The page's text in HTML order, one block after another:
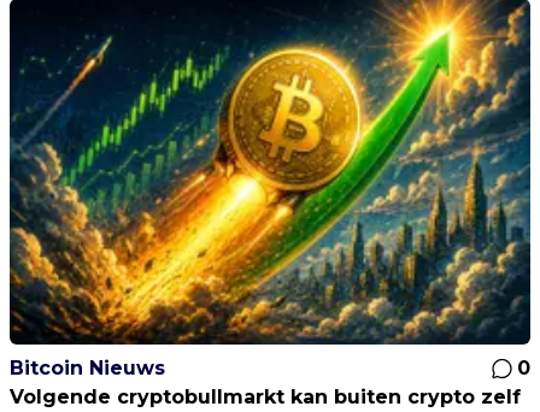
Bitcoin Nieuws
0
Volgende cryptobullmarkt kan buiten crypto zelf